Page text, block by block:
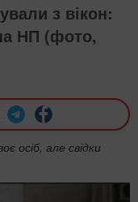
з вікон:
НП (фото,
осіб, але свідки